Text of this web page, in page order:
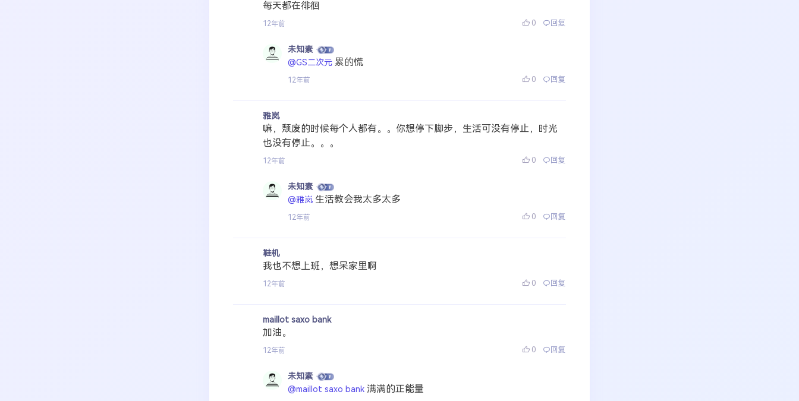
每天都在徘徊
12年前 0 回复
未知素
@GS二次元 累的慌
12年前 0 回复
雅岚
嘛，颓废的时候每个人都有。。你想停下脚步，生活可没有停止，时光
也没有停止。。。
12年前 0 回复
未知素
@雅岚 生活教会我太多太多
12年前 0 回复
鞋机
我也不想上班，想呆家里啊
12年前 0 回复
maillot saxo bank
加油。
12年前 0 回复
未知素
@maillot saxo bank 满满的正能量